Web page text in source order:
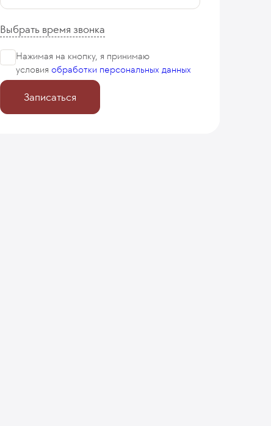
Выбрать время звонка
Нажимая на кнопку, я принимаю
условия обработки персональных данных
Записаться